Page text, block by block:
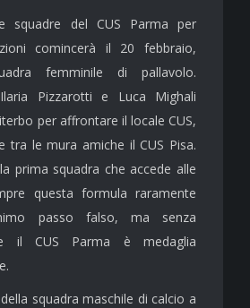
squadre del CUS Parma per
comincerà il 20 febbraio,
femminile di pallavolo.
Pizzarotti e Luca Mighali
per affrontare il locale CUS,
tra le mura amiche il CUS Pisa.
prima squadra che accede alle
questa formula raramente
passo falso, ma senza
il CUS Parma è medaglia
squadra maschile di calcio a